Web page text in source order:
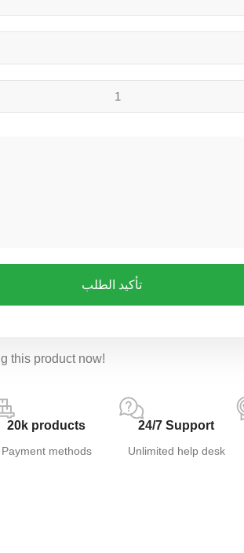
تأكيد الطلب
this product now!
20k products
Payment methods
24/7 Support
Unlimited help desk